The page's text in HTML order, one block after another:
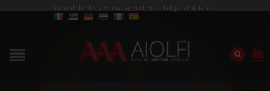
Spécialiste des ventes aux enchères d'objets militaires